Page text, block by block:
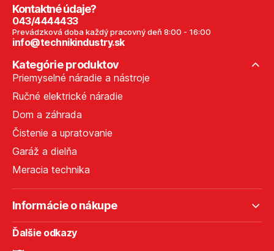
Kontaktné údaje?
043/4444433
Prevádzková doba každý pracovný deň 8:00 - 16:00
info@technikindustry.sk
Kategórie produktov
Priemyselné náradie a nástroje
Ručné elektrické náradie
Dom a záhrada
Čistenie a upratovanie
Garáž a dielňa
Meracia technika
Informácie o nákupe
Ďalšie odkazy